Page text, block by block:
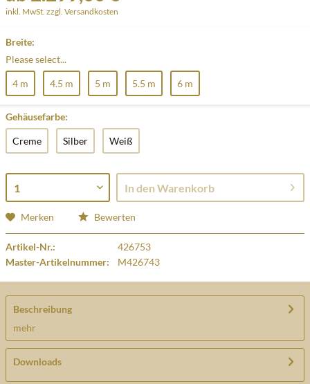
inkl. MwSt. zzgl. Versandkosten
Breite:
Please select...
4 m 4.5 m 5 m 5.5 m 6 m
Gehäusefarbe:
Creme Silber Weiß
In den Warenkorb
Merken Bewerten
Artikel-Nr.:
426753
Master-Artikelnummer:
M426743
Beschreibung
mehr
Downloads